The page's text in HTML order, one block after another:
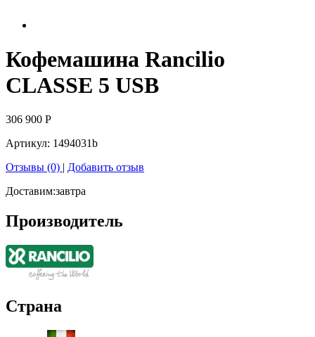
Кофемашина Rancilio
CLASSE 5 USB
306 900 Р
Артикул: 1494031b
Отзывы (0) | Добавить отзыв
Доставим:завтра
Производитель
Страна